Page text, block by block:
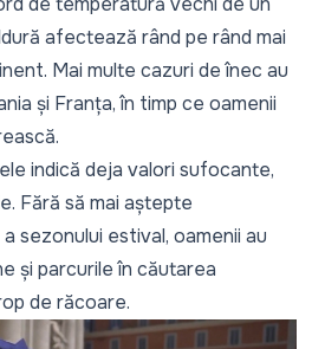
afectează rând pe rând mai
Mai multe cazuri de înec au
și Franța, în timp ce oamenii
indică deja valori sufocante,
Fără să mai aștepte
sezonului estival, oamenii au
și parcurile în căutarea
de răcoare.